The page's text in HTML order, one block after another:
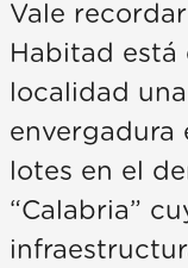
Vale
Habitad está
localidad
envergadura
lotes en el
“Calabria”